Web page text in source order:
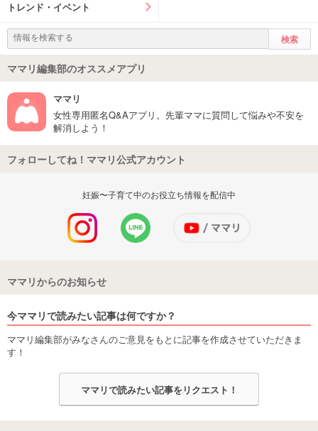
トレンド・イベント
ママリ編集部のオススメアプリ
ママリ
女性専用匿名Q&Aアプリ。先輩ママに質問して悩みや不安を
解消しよう！
フォローしてね！ママリ公式アカウント
妊娠〜子育て中のお役立ち情報を配信中
ママリからのお知らせ
今ママリで読みたい記事は何ですか？
ママリ編集部がみなさんのご意見をもとに記事を作成させていただきま
す！
ママリで読みたい記事をリクエスト！